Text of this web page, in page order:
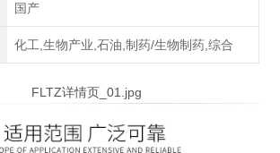
国产
化工,生物产业,石油,制药/生物制药,综合